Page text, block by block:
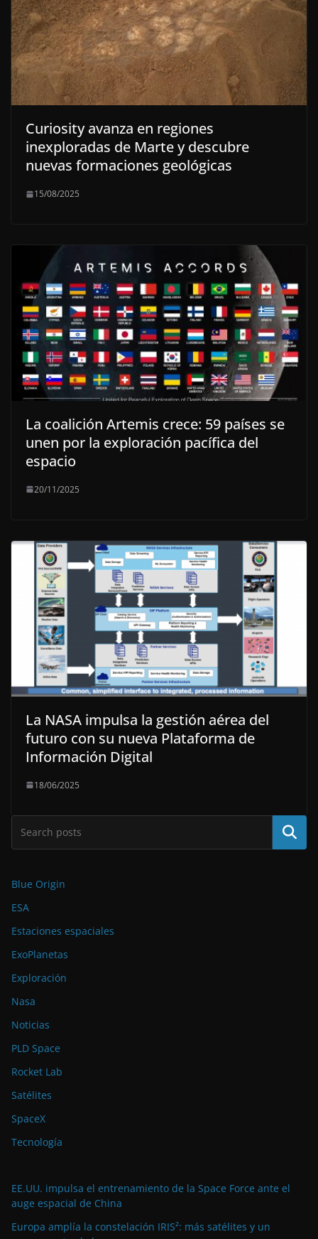
Curiosity avanza en regiones
inexploradas de Marte y descubre
nuevas formaciones geológicas
15/08/2025
La coalición Artemis crece: 59 países se
unen por la exploración pacífica del
espacio
20/11/2025
La NASA impulsa la gestión aérea del
futuro con su nueva Plataforma de
Información Digital
18/06/2025
Buscar
Blue Origin
ESA
Estaciones espaciales
ExoPlanetas
Exploración
Nasa
Noticias
PLD Space
Rocket Lab
Satélites
SpaceX
Tecnología
EE.UU. impulsa el entrenamiento de la Space Force ante el
auge espacial de China
Europa amplía la constelación IRIS²: más satélites y un